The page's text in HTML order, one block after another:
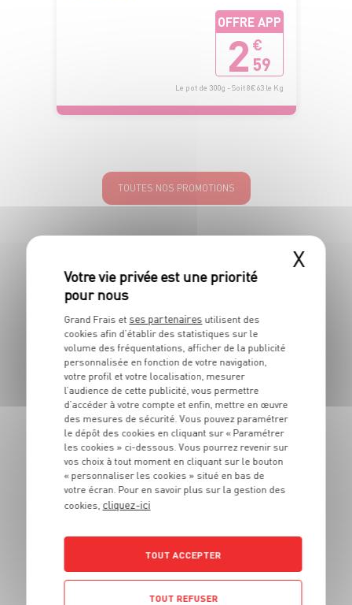
OFFRE APP
2 €
59
Le pot de 300g - Soit 8€63 le Kg
TOUTES NOS PROMOTIONS
LES MAGASINS
À PROXIMITÉ
Vous souhaitez connaitre les magasins proches de votre
Grand Frais habituel ? Trouvez ci-dessous ceux qui sont les
plus proches !
Terville (57180)
X
Grand Frais et ses partenaires utilisent des
cookies afin d’établir des statistiques sur le
volume des fréquentations, afficher de la publicité
personnalisée en fonction de votre navigation,
votre profil et votre localisation, mesurer
l’audience de cette publicité, vous permettre
d’accéder à votre compte et enfin, mettre en œuvre
des mesures de sécurité. Vous pouvez paramétrer
le dépôt des cookies en cliquant sur « Paramétrer
les cookies » ci-dessous. Vous pourrez revenir sur
vos choix à tout moment en cliquant sur le bouton
« personnaliser les cookies » situé en bas de
votre écran. Pour en savoir plus sur la gestion des
cookies, cliquez-ici
TOUT ACCEPTER
TOUT REFUSER